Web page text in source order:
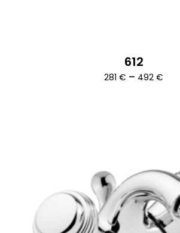
612
281€ – 492€